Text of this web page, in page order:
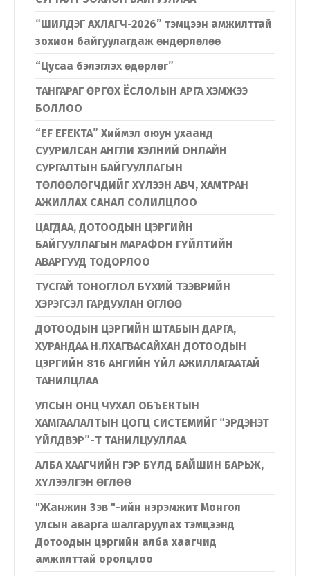
“ШИЛДЭГ АХЛАГЧ-2026” тэмцээн амжилттай
зохион байгуулагдаж өндөрлөлөө
“Цусаа бэлэглэх өдөрлөг”
ТАНГАРАГ ӨРГӨХ ЁСЛОЛЫН АРГА ХЭМЖЭЭ
БОЛЛОО
“EF EFEKTA” Хиймэл оюун ухаанд
СУУРИЛСАН АНГЛИ ХЭЛНИЙ ОНЛАЙН
СУРГАЛТЫН БАЙГУУЛЛАГЫН
ТӨЛӨӨЛӨГЧДИЙГ ХҮЛЭЭН АВЧ, ХАМТРАН
АЖИЛЛАХ САНАЛ СОЛИЛЦЛОО
ЦАГДАА, ДОТООДЫН ЦЭРГИЙН
БАЙГУУЛЛАГЫН МАРАФОН ГҮЙЛТИЙН
АВАРГУУД ТОДОРЛОО
ТУСГАЙ ТОНОГЛОЛ БҮХИЙ ТЭЭВРИЙН
ХЭРЭГСЭЛ ГАРДУУЛАН ӨГЛӨӨ
ДОТООДЫН ЦЭРГИЙН ШТАБЫН ДАРГА,
ХУРАНДАА Н.ЛХАГВАСАЙХАН ДОТООДЫН
ЦЭРГИЙН 816 АНГИЙН ҮЙЛ АЖИЛЛАГААТАЙ
ТАНИЛЦЛАА
УЛСЫН ОНЦ ЧУХАЛ ОБЪЕКТЫН
ХАМГААЛАЛТЫН ЦОГЦ СИСТЕМИЙГ “ЭРДЭНЭТ
ҮЙЛДВЭР”-Т ТАНИЛЦУУЛЛАА
АЛБА ХААГЧИЙН ГЭР БҮЛД БАЙШИН БАРЬЖ,
ХҮЛЭЭЛГЭН ӨГЛӨӨ
"Жанжин Зэв "-ийн нэрэмжит Монгол
улсын аварга шалгаруулах тэмцээнд
Дотоодын цэргийн алба хаагчид
амжилттай оролцлоо